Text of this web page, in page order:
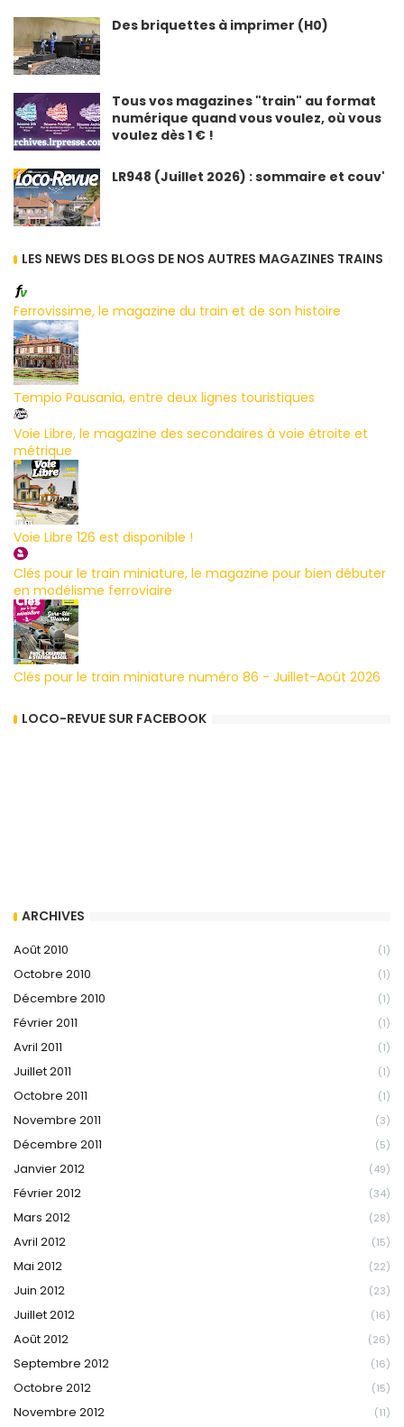
Des briquettes à imprimer (H0)
Tous vos magazines "train" au format
numérique quand vous voulez, où vous
voulez dès 1 € !
LR948 (Juillet 2026) : sommaire et couv'
LES NEWS DES BLOGS DE NOS AUTRES MAGAZINES TRAINS
Ferrovissime, le magazine du train et de son histoire
Tempio Pausania, entre deux lignes touristiques
Voie Libre, le magazine des secondaires à voie étroite et
métrique
Voie Libre 126 est disponible !
Clés pour le train miniature, le magazine pour bien débuter
en modélisme ferroviaire
Clés pour le train miniature numéro 86 - Juillet-Août 2026
LOCO-REVUE SUR FACEBOOK
ARCHIVES
Août 2010 (1)
Octobre 2010 (1)
Décembre 2010 (1)
Février 2011 (1)
Avril 2011 (1)
Juillet 2011 (1)
Octobre 2011 (1)
Novembre 2011 (3)
Décembre 2011 (5)
Janvier 2012 (49)
Février 2012 (34)
Mars 2012 (28)
Avril 2012 (15)
Mai 2012 (22)
Juin 2012 (23)
Juillet 2012 (16)
Août 2012 (26)
Septembre 2012 (16)
Octobre 2012 (15)
Novembre 2012 (11)